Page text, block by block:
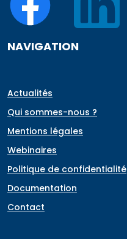
NAVIGATION
Actualités
Qui sommes-nous ?
Mentions légales
Webinaires
Politique de confidentialité
Documentation
Contact